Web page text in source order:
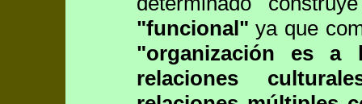
"funcional" ya que
"organización es a
relaciones